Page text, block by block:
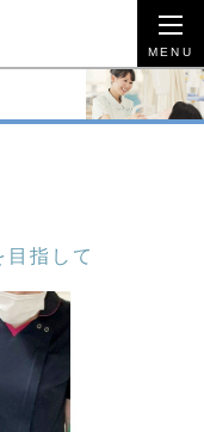
指して